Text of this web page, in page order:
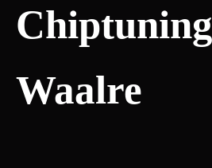
Chiptuning
Waalre